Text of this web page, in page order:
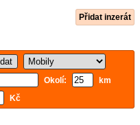
Přidat inzerát
Okolí:
km
Kč